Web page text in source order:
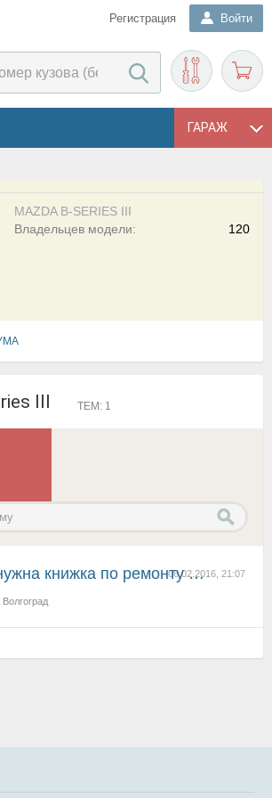
Регистрация Войти
ГАРАЖ
MAZDA B-SERIES III
120
Владельцев модели:
III ТЕМ: 1
06.02.2016, 21:07
и обслуживанию мазды в-2600 или хотя бы напровление где искать
Волгоград